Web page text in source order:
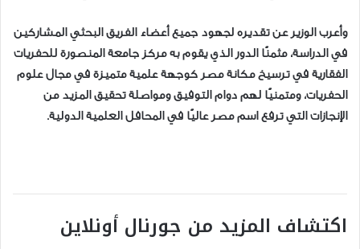
وأعرب الوزير عن تقديره لجهود جميع أعضاء الفريق البحثي المشاركين
في الدراسة، مثمنًا الدور الذي يقوم به مركز جامعة المنصورة للحفريات
الفقارية في ترسيخ مكانة مصر كوجهة علمية متميزة في مجال علوم
الحفريات، ومتمنيًا لهم دوام التوفيق ومواصلة تحقيق المزيد من
الإنجازات التي ترفع اسم مصر عاليًا في المحافل العلمية الدولية.
اكتشاف المزيد من جورنال أونلاين